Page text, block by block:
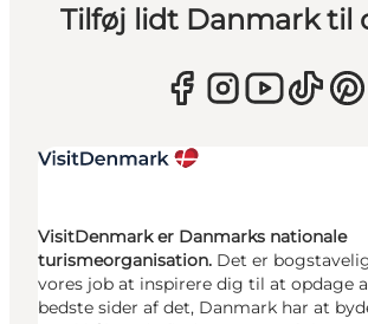
Tilføj lidt Danmark til
VisitDenmark er Danmarks nationale
turismeorganisation. Det er
vores job at inspirere dig til at opdage
bedste sider af det, Danmark har at